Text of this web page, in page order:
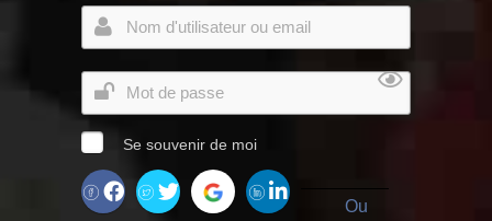
Se souvenir de moi
Ou